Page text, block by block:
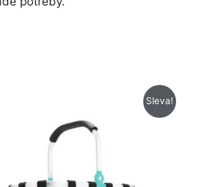
Sleva!
775 Kč.
je:
675 Kč.